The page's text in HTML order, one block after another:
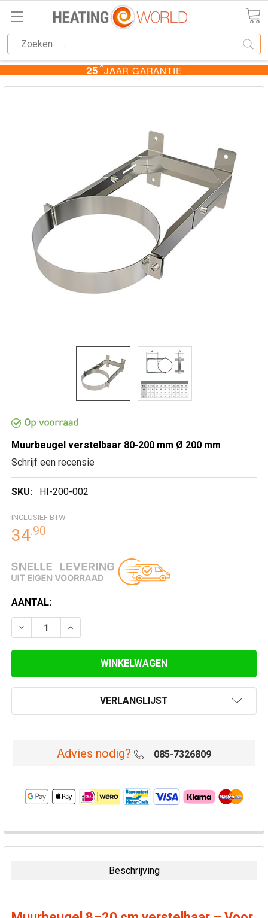
25★JAAR GARANTIE
Muurbeugel verstelbaar 80-200 mm Ø 200 mm
Schrijf een recensie
SKU: HI-200-002
INCLUSIEF BTW
34.90
HUIDIGE
VOORRAAD:
AANTAL:
VERLAAG AANTAL VAN MUURBEUGEL VERSTELBAAR
VERHOOG AANTAL VAN MUURBEUGEL
VERLANGLIJST
Advies nodig? 085-7326809
VAAK
SAMEN
Beschrijving